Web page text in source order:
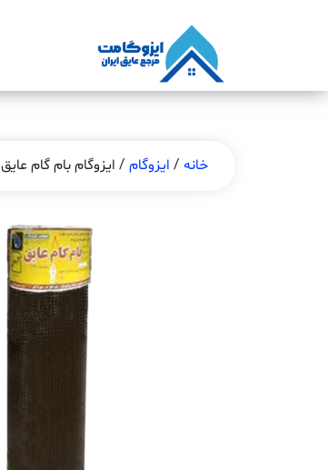
خانه / ایزوگام / ایزوگام بام گام عایق